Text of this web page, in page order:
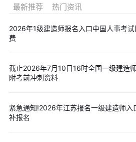
下午 14:00-17:00 建设工程法规及相
上午 9:00-12:00 建设工程项目管理
考试设《建设工程经济》（客观题
知识》（客观题）、《建设工程项目管
（级别为考全科）的人员须在连续2个
目，参加2个科目考试（级别为免二科）
最新推荐 热门资讯
2026年1级建造师报名入口中国人事考
费
截止2026年7月10日16时全国一级建造
附考前冲刺资料
紧急通知!2026年江苏报名一级建造师
补报名